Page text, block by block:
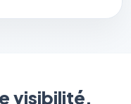
visibilité.